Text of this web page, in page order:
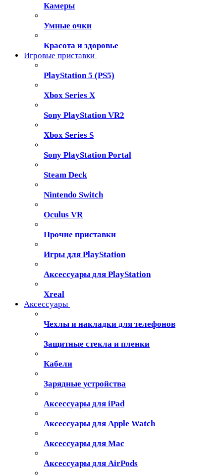
Камеры
Умные очки
Красота и здоровье
Игровые приставки
PlayStation 5 (PS5)
Xbox Series X
Sony PlayStation VR2
Xbox Series S
Sony PlayStation Portal
Steam Deck
Nintendo Switch
Oculus VR
Прочие приставки
Игры для PlayStation
Аксессуары для PlayStation
Xreal
Аксессуары
Чехлы и накладки для телефонов
Защитные стекла и пленки
Кабели
Зарядные устройства
Аксессуары для iPad
Аксессуары для Apple Watch
Аксессуары для Mac
Аксессуары для AirPods